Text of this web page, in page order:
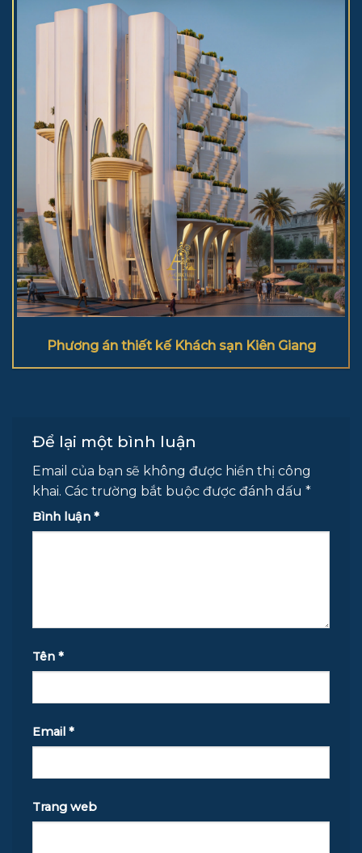
Phương án thiết kế Khách sạn Kiên Giang
Để lại một bình luận
Email của bạn sẽ không được hiển thị công
khai. Các trường bắt buộc được đánh dấu *
Bình luận *
Tên *
Email *
Trang web